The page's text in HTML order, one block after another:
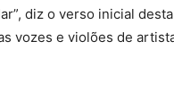
diz o verso inicial
vozes e violões de